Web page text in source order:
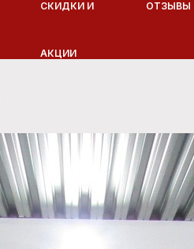
СКИДКИ И
АКЦИИ
ОТЗЫВЫ